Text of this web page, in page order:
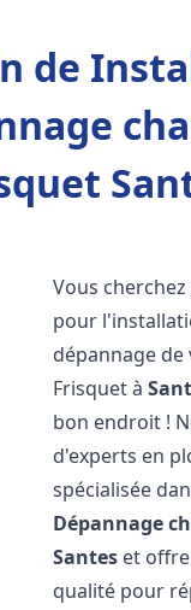
de
Vous
pour
dépannage
Frisquet à
bon endroit !
d'experts en
spécialisée
Dépannage
Santes et
qualité pour